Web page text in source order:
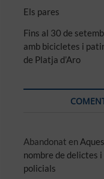
Els pares
Fins al 30 de
amb bicicletes i
de Platja d’Aro
Abandonat en
nombre de delictes
policials